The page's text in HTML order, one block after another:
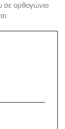
σε ορθογώνιο